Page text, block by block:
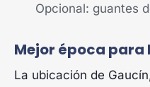
Opcional: guantes
Mejor época para
La ubicación de